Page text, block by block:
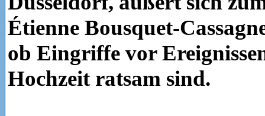
Étienne Bousquet-
ob Eingriffe vor
Hochzeit ratsam sind.